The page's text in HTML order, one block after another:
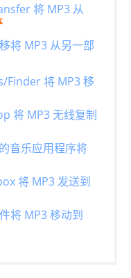
将 MP3 从
将 MP3 从另一部
Finder 将 MP3 移
将 MP3 无线复制
音乐应用程序将
将 MP3 发送到
将 MP3 移动到